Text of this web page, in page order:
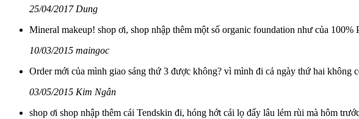
25/04/2017 Dung
Mineral makeup! shop ơi, shop nhập thêm một số organic foundation như của
10/03/2015 maingoc
Order mới của mình giao sáng thứ 3 được không? vì mình đi cả ngày thứ hai không
03/05/2015 Kim Ngân
shop ơi shop nhập thêm cái Tendskin đi, hóng hớt cái lọ đấy lâu lém rùi mà hôm